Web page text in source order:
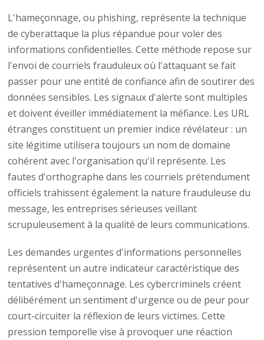
L'hameçonnage, ou phishing, représente la technique
de cyberattaque la plus répandue pour voler des
informations confidentielles. Cette méthode repose sur
l'envoi de courriels frauduleux où l'attaquant se fait
passer pour une entité de confiance afin de soutirer des
données sensibles. Les signaux d'alerte sont multiples
et doivent éveiller immédiatement la méfiance. Les URL
étranges constituent un premier indice révélateur : un
site légitime utilisera toujours un nom de domaine
cohérent avec l'organisation qu'il représente. Les
fautes d'orthographe dans les courriels prétendument
officiels trahissent également la nature frauduleuse du
message, les entreprises sérieuses veillant
scrupuleusement à la qualité de leurs communications.
Les demandes urgentes d'informations personnelles
représentent un autre indicateur caractéristique des
tentatives d'hameçonnage. Les cybercriminels créent
délibérément un sentiment d'urgence ou de peur pour
court-circuiter la réflexion de leurs victimes. Cette
pression temporelle vise à provoquer une réaction